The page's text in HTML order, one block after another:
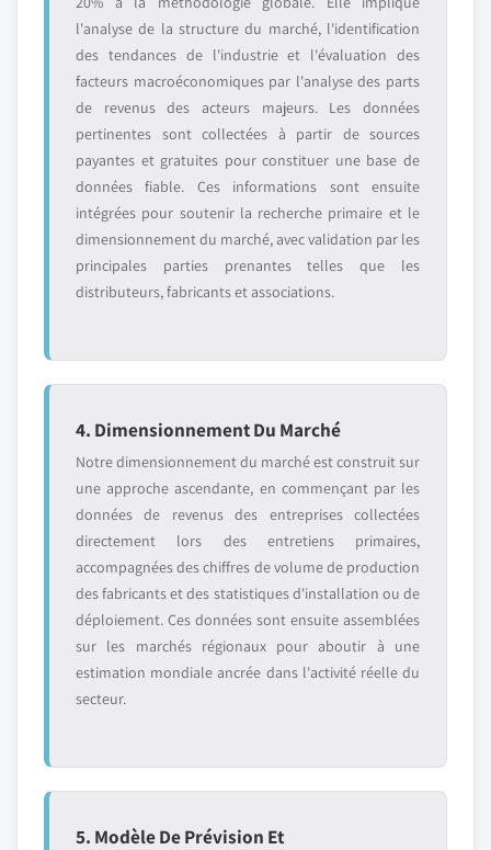
l'analyse de la structure du marché, l'identification
des tendances de l'industrie et l'évaluation des
facteurs macroéconomiques par l'analyse des parts
de revenus des acteurs majeurs. Les données
pertinentes sont collectées à partir de sources
payantes et gratuites pour constituer une base de
données fiable. Ces informations sont ensuite
intégrées pour soutenir la recherche primaire et le
dimensionnement du marché, avec validation par les
principales parties prenantes telles que les
distributeurs, fabricants et associations.
4. Dimensionnement Du Marché
Notre dimensionnement du marché est construit sur
une approche ascendante, en commençant par les
données de revenus des entreprises collectées
directement lors des entretiens primaires,
accompagnées des chiffres de volume de production
des fabricants et des statistiques d'installation ou de
déploiement. Ces données sont ensuite assemblées
sur les marchés régionaux pour aboutir à une
estimation mondiale ancrée dans l'activité réelle du
secteur.
5. Modèle De Prévision Et